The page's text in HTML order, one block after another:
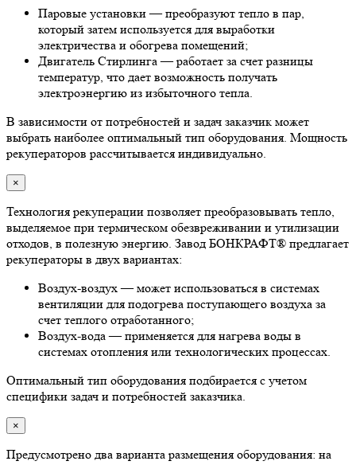
Паровые установки — преобразуют тепло в пар,
который затем используется для выработки
электричества и обогрева помещений;
Двигатель Стирлинга — работает за счет разницы
температур, что дает возможность получать
электроэнергию из избыточного тепла.
В зависимости от потребностей и задач заказчик может
выбрать наиболее оптимальный тип оборудования. Мощность
рекуператоров рассчитывается индивидуально.
×
Технология рекуперации позволяет преобразовывать тепло,
выделяемое при термическом обезвреживании и утилизации
отходов, в полезную энергию. Завод БОНКРАФТ® предлагает
рекуператоры в двух вариантах:
Воздух-воздух — может использоваться в системах
вентиляции для подогрева поступающего воздуха за
счет теплого отработанного;
Воздух-вода — применяется для нагрева воды в
системах отопления или технологических процессах.
Оптимальный тип оборудования подбирается с учетом
специфики задач и потребностей заказчика.
×
Предусмотрено два варианта размещения оборудования: на